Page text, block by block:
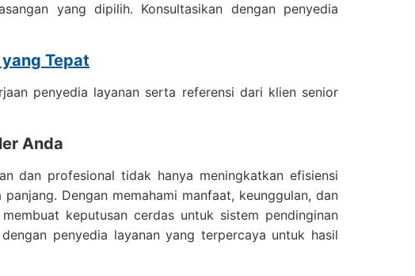
yang dipilih. Konsultasikan dengan penyedia
Tepat
penyedia layanan serta referensi dari klien senior
Anda
dan profesional tidak hanya meningkatkan efisiensi
Dengan memahami manfaat, keunggulan, dan
keputusan cerdas untuk sistem pendinginan
penyedia layanan yang terpercaya untuk hasil